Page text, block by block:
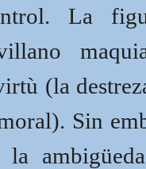
La
(la
Sin
la